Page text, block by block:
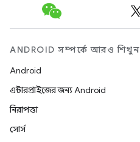
ANDROID সম্পর্কে আরও শিখুন
Android
এন্টারপ্রাইজের জন্য Android
নিরাপত্তা
সোর্স